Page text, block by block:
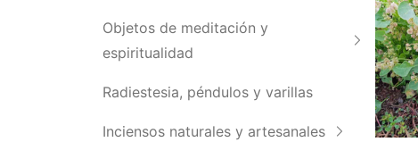
Objetos de meditación y
espiritualidad
Radiestesia, péndulos y varillas
Inciensos naturales y artesanales